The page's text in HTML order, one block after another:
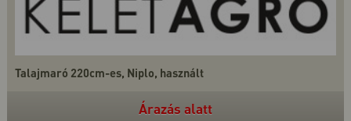
Talajmaró 220cm-es, Niplo, használt
Árazás alatt